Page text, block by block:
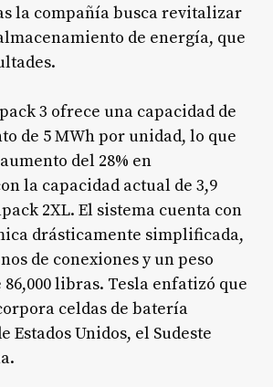
la compañía busca revitalizar
de energía, que
3 ofrece una capacidad de
de 5 MWh por unidad, lo que
del 28% en
la capacidad actual de 3,9
2XL. El sistema cuenta con
drásticamente simplificada,
de conexiones y un peso
libras. Tesla enfatizó que
celdas de batería
Estados Unidos, el Sudeste